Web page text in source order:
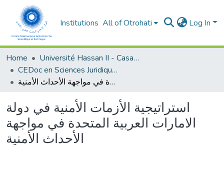
Institutions All of Otrohati Log In
Home
Université Hassan II - Casablanca
CEDoc en Sciences Juridiques, Economiques, Sociales et de Gestion (CED - SJESG)
استراتيجية الأزمات الأمنية في دولة الامارات العربية المتحدة في مواجهة الأحداث الأمنية
استراتيجية الأزمات الأمنية في دولة
الامارات العربية المتحدة في مواجهة
الأحداث الأمنية